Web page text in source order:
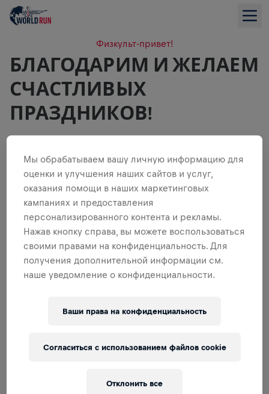
Физкульт-привет!
БЛАГОДАРИМ И ЖЕЛАЕМ
СЧАСТЛИВЫХ
ПРАЗДНИКОВ!
РАДУЙТЕ БЛИЗКИХ И ДАРИТЕ
НАДЕЖДУ ЛЮДЯМ СО ВСЕГО
МИРА
Твое участие в забеге и пожертвования помогают
миллионам людей по всему миру верить в лучшее
будущее. Большое спасибо!
ПОДАРИТЬ ВАУЧЕР НА ЗАБЕГ С
ПРИЛОЖЕНИЕМ
Мы обрабатываем вашу личную информацию для
оценки и улучшения наших сайтов и услуг,
оказания помощи в наших маркетинговых
кампаниях и предоставления
персонализированного контента и рекламы.
Нажав кнопку справа, вы можете воспользоваться
своими правами на конфиденциальность. Для
получения дополнительной информации см.
наше уведомление о конфиденциальности.
Ваши права на конфиденциальность
Отклонить все
Согласиться с использованием файлов cookie